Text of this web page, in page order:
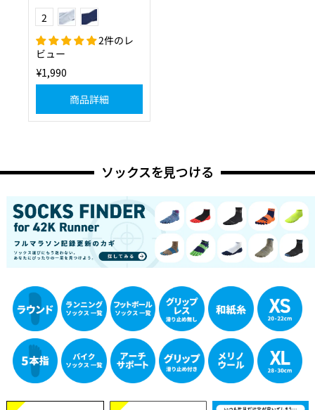
Color
2
2件のレ
ビュー
¥1,990
商品詳細
ソックスを見つける